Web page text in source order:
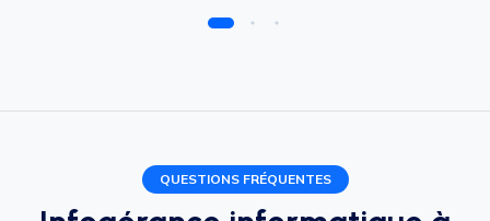
QUESTIONS FRÉQUENTES